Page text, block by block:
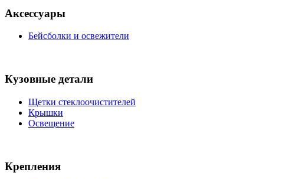
Аксессуары
Бейсболки и освежители
Кузовные детали
Щетки стеклоочистителей
Крышки
Освещение
Крепления